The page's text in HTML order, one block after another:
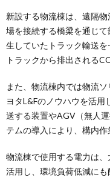
新設する物流棟は、遠隔
場を接続する橋梁を通じ
生していたトラック輸送
トラックから排出される
また、物流棟内では物流
ヨタL&Fのノウハウを活
送する装置やAGV（無人
テムの導入により、構内作
物流棟で使用する電力は
活用し、環境負荷低減にも